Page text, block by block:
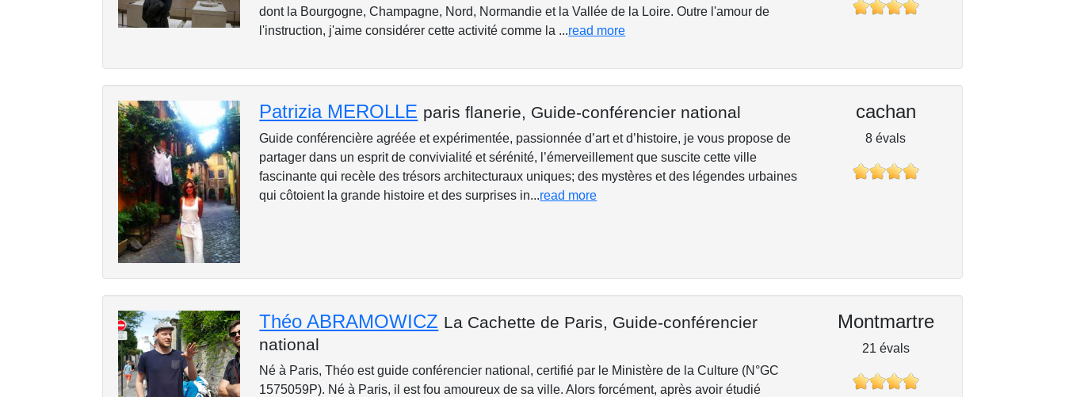
dont la Bourgogne, Champagne, Nord, Normandie et la Vallée de la Loire. Outre l'amour de
l'instruction, j'aime considérer cette activité comme la ...read more
Patrizia MEROLLE paris flanerie, Guide-conférencier national
Guide conférencière agréée et expérimentée, passionnée d’art et d’histoire, je vous propose de
partager dans un esprit de convivialité et sérénité, l’émerveillement que suscite cette ville
fascinante qui recèle des trésors architecturaux uniques; des mystères et des légendes urbaines
qui côtoient la grande histoire et des surprises in...read more
cachan
8 évals
Théo ABRAMOWICZ La Cachette de Paris, Guide-conférencier
national
Né à Paris, Théo est guide conférencier national, certifié par le Ministère de la Culture (N°GC
1575059P). Né à Paris, il est fou amoureux de sa ville. Alors forcément, après avoir étudié
Montmartre
21 évals